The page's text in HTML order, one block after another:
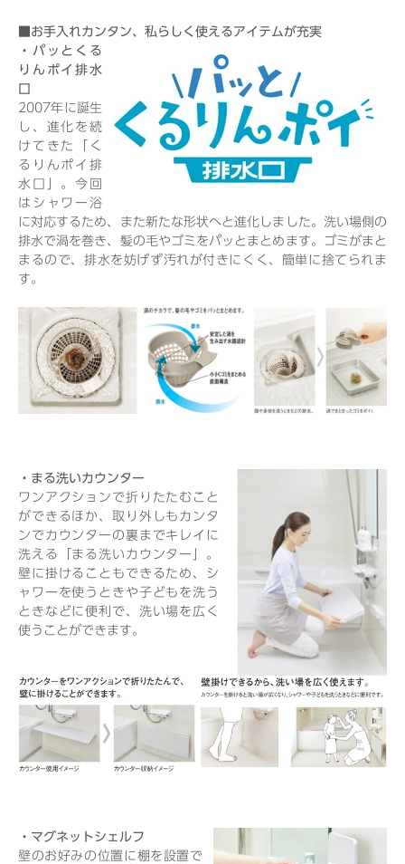
■お手入れカンタン、私らしく使えるアイテムが充実
・パッとくる
りんポイ排水
口
2007年に誕生
し、進化を続
けてきた「く
るりんポイ排
水口」。今回
はシャワー浴
に対応するため、また新たな形状へと進化しました。洗い場側の
排水で渦を巻き、髪の毛やゴミをパッとまとめます。ゴミがまと
まるので、排水を妨げず汚れが付きにくく、簡単に捨てられま
す。
・まる洗いカウンター
ワンアクションで折りたたむこと
ができるほか、取り外しもカンタ
ンでカウンターの裏までキレイに
洗える「まる洗いカウンター」。
壁に掛けることもできるため、シ
ャワーを使うときや子どもを洗う
ときなどに便利で、洗い場を広く
使うことができます。
・マグネットシェルフ
壁のお好みの位置に棚を設置で